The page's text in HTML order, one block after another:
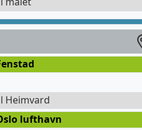
Heimvard
lufthavn